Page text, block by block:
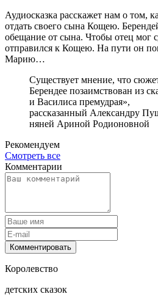
Аудиосказка расскажет нам о том,
отдать своего сына Кощею.
обещание от сына. Чтобы отец мог
отправился к Кощею. На пути он
Марию…
Существует мнение, что
Берендее позаимствован из
и Василиса премудрая»,
рассказанный Александру
няней Ариной Родионовной
Рекомендуем
Смотреть все
Комментарии
Комментировать
Королевство
детских сказок